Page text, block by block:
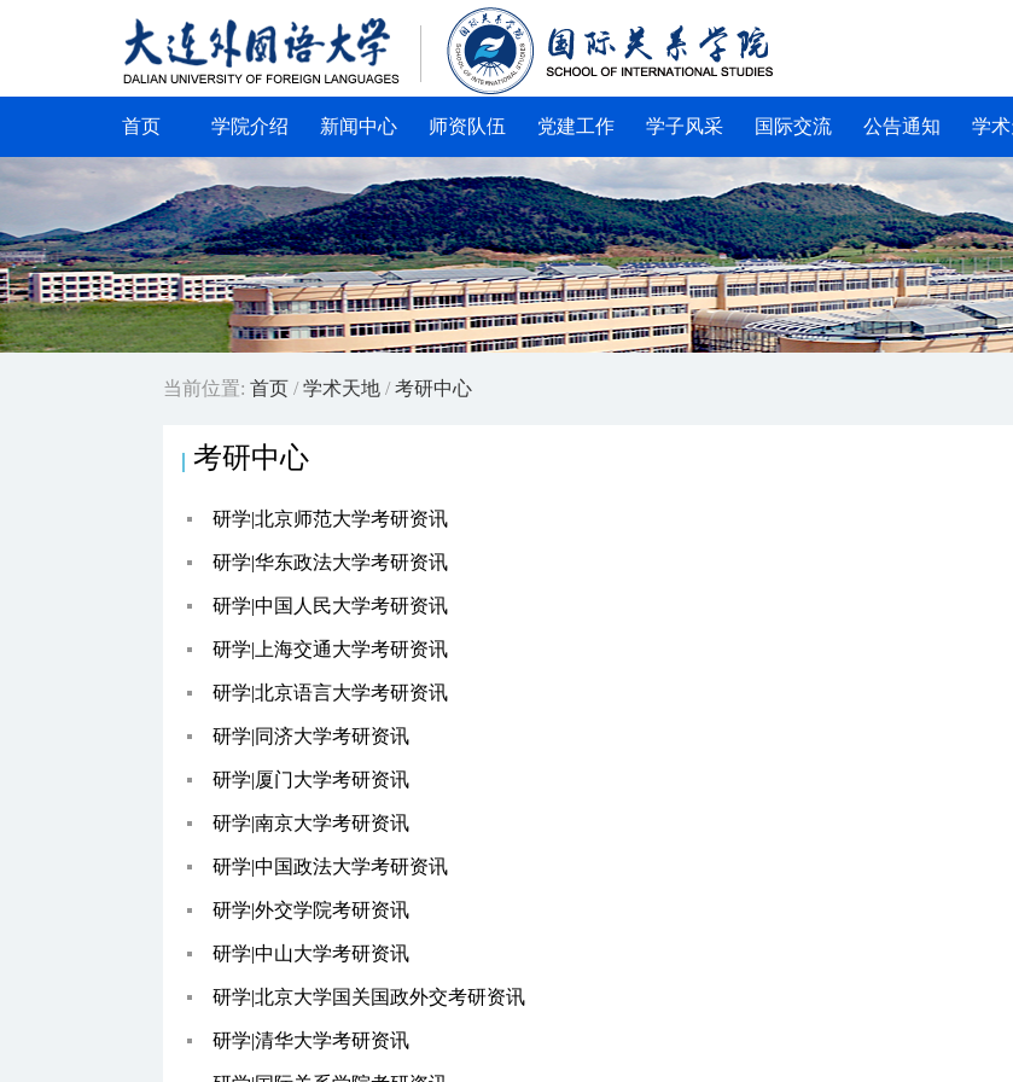
首页 学院介绍 新闻中心 师资队伍 党建工作 学子风采 国际交流 公告通知 学
当前位置: 首页/学术天地/考研中心
| 考研中心
研学|北京师范大学考研资讯
研学|华东政法大学考研资讯
研学|中国人民大学考研资讯
研学|上海交通大学考研资讯
研学|北京语言大学考研资讯
研学|同济大学考研资讯
研学|厦门大学考研资讯
研学|南京大学考研资讯
研学|中国政法大学考研资讯
研学|外交学院考研资讯
研学|中山大学考研资讯
研学|北京大学国关国政外交考研资讯
研学|清华大学考研资讯